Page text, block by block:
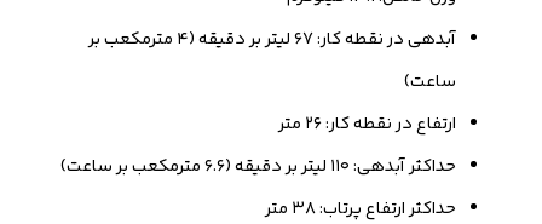
آبدهی در نقطه کار: ۶۷ لیتر بر دقیقه (۴ مترمکعب بر
ساعت)
ارتفاع در نقطه کار: ۲۶ متر
حداکثر آبدهی: ۱۱۰ لیتر بر دقیقه (۶.۶ مترمکعب بر ساعت)
حداکثر ارتفاع پرتاب: ۳۸ متر